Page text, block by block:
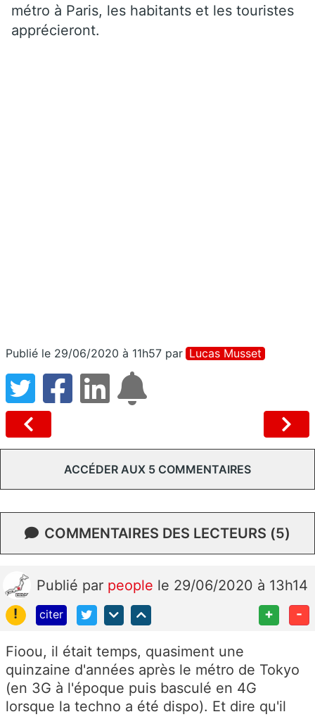
métro à Paris, les habitants et les touristes
apprécieront.
Publié le 29/06/2020 à 11h57 par Lucas Musset
ACCÉDER AUX 5 COMMENTAIRES
COMMENTAIRES DES LECTEURS (5)
Publié par people le 29/06/2020 à 13h14
!
citer + -
Fioou, il était temps, quasiment une
quinzaine d'années après le métro de Tokyo
(en 3G à l'époque puis basculé en 4G
lorsque la techno a été dispo). Et dire qu'il